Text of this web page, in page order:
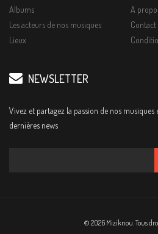
Albums
Les acteurs de nos musiques
Lieux
A
Contact
NEWSLETTER
Vivez et partagez la passion de nos
dernières news
© 2026 Miziknou. Tous